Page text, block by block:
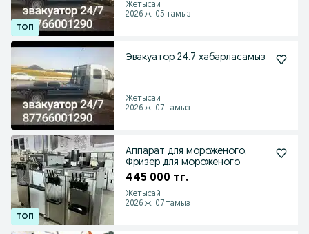
Жетысай
2026 ж. 05 тамыз
Эвакуатор 24.7 хабарласамыз
Жетысай
2026 ж. 07 тамыз
Аппарат для мороженого,
Фризер для мороженого
445 000 тг.
Жетысай
2026 ж. 07 тамыз